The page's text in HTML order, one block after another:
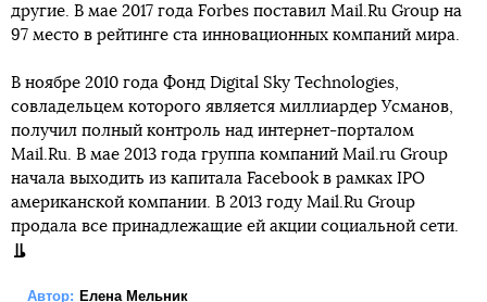
другие. В мае 2017 года Forbes поставил Mail.Ru Group на
97 место в рейтинге ста инновационных компаний мира.
В ноябре 2010 года Фонд Digital Sky Technologies,
совладельцем которого является миллиардер Усманов,
получил полный контроль над интернет-порталом
Mail.Ru. В мае 2013 года группа компаний Mail.ru Group
начала выходить из капитала Facebook в рамках IPO
американской компании. В 2013 году Mail.Ru Group
продала все принадлежащие ей акции социальной сети.
Автор: Елена Мельник